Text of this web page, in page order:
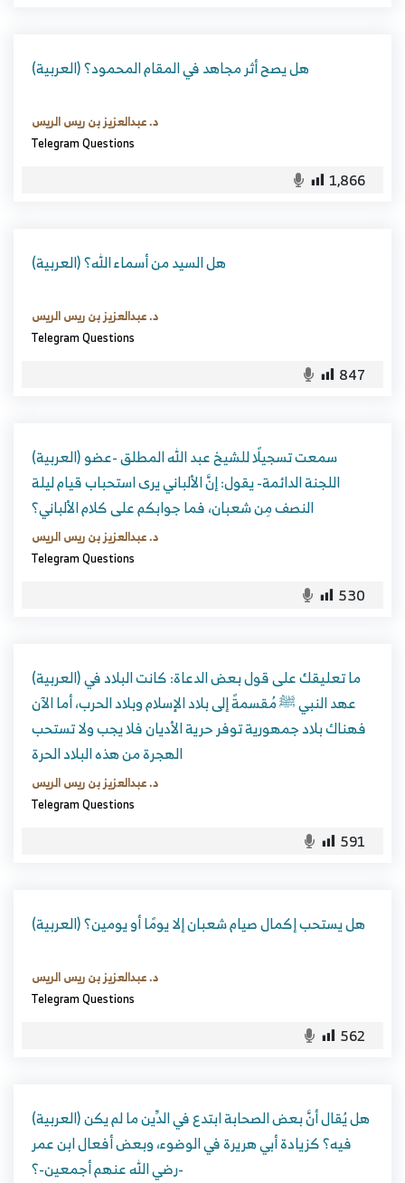
(العربية) هل يصح أثر مجاهد في المقام المحمود؟
د. عبدالعزيز بن ريس الريس
Telegram Questions
1,866
(العربية) هل السيد من أسماء الله؟
د. عبدالعزيز بن ريس الريس
Telegram Questions
847
(العربية) سمعت تسجيلًا للشيخ عبد الله المطلق -عضو
اللجنة الدائمة- يقول: إنَّ الألباني يرى استحباب قيام ليلة
النصف مِن شعبان، فما جوابكم على كلام الألباني؟
د. عبدالعزيز بن ريس الريس
Telegram Questions
530
(العربية) ما تعليقك على قول بعض الدعاة: كانت البلاد في
عهد النبي ﷺ مُقسمةً إلى بلاد الإسلام وبلاد الحرب، أما الآن
فهناك بلاد جمهورية توفر حرية الأديان فلا يجب ولا تستحب
الهجرة من هذه البلاد الحرة
د. عبدالعزيز بن ريس الريس
Telegram Questions
591
(العربية) هل يستحب إكمال صيام شعبان إلا يومًا أو يومين؟
د. عبدالعزيز بن ريس الريس
Telegram Questions
562
(العربية) هل يُقال أنَّ بعض الصحابة ابتدع في الدِّين ما لم يكن
فيه؟ كزيادة أبي هريرة في الوضوء، وبعض أفعال ابن عمر
-رضي الله عنهم أجمعين-؟